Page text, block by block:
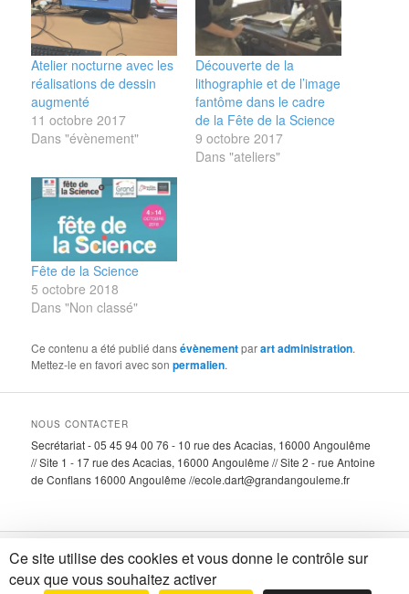
Atelier nocturne avec les
réalisations de dessin
augmenté
11 octobre 2017
Dans "évènement"
Découverte de la
lithographie et de l’image
fantôme dans le cadre
de la Fête de la Science
9 octobre 2017
Dans "ateliers"
Fête de la Science
5 octobre 2018
Dans "Non classé"
Ce contenu a été publié dansévènementparart administration.
Mettez-le en favori avec sonpermalien.
NOUS CONTACTER
Secrétariat - 05 45 94 00 76 - 10 rue des Acacias, 16000 Angoulême
// Site 1 - 17 rue des Acacias, 16000 Angoulême // Site 2 - rue Antoine
de Conflans 16000 Angoulême //ecole.dart@grandangouleme.fr
Fièrement propulsé par WordPress
Ce site utilise des cookies et vous donne le contrôle sur
ceux que vous souhaitez activer